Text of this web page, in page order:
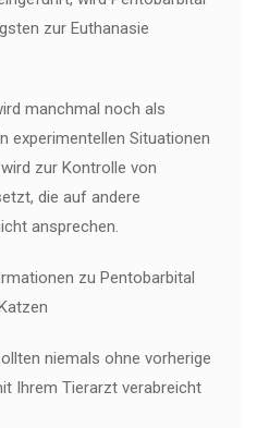
zur Euthanasie
manchmal noch als
experimentellen Situationen
zur Kontrolle von
die auf andere
ansprechen.
zu Pentobarbital
niemals ohne vorherige
Ihrem Tierarzt verabreicht